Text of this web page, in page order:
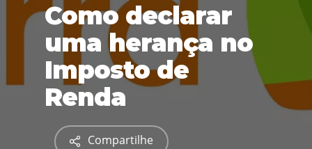
Como declarar
uma herança no
Imposto de
Renda
Compartilhe